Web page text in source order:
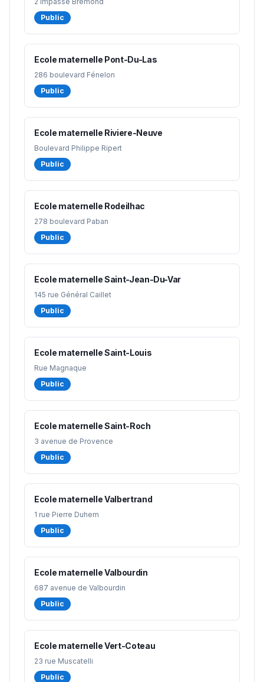
Public
Ecole maternelle Pont-Du-Las
286 boulevard Fénelon
Public
Ecole maternelle Riviere-Neuve
Boulevard Philippe Ripert
Public
Ecole maternelle Rodeilhac
278 boulevard Paban
Public
Ecole maternelle Saint-Jean-Du-Var
145 rue Général Caillet
Public
Ecole maternelle Saint-Louis
Rue Magnaque
Public
Ecole maternelle Saint-Roch
3 avenue de Provence
Public
Ecole maternelle Valbertrand
1 rue Pierre Duhem
Public
Ecole maternelle Valbourdin
687 avenue de Valbourdin
Public
Ecole maternelle Vert-Coteau
23 rue Muscatelli
Public